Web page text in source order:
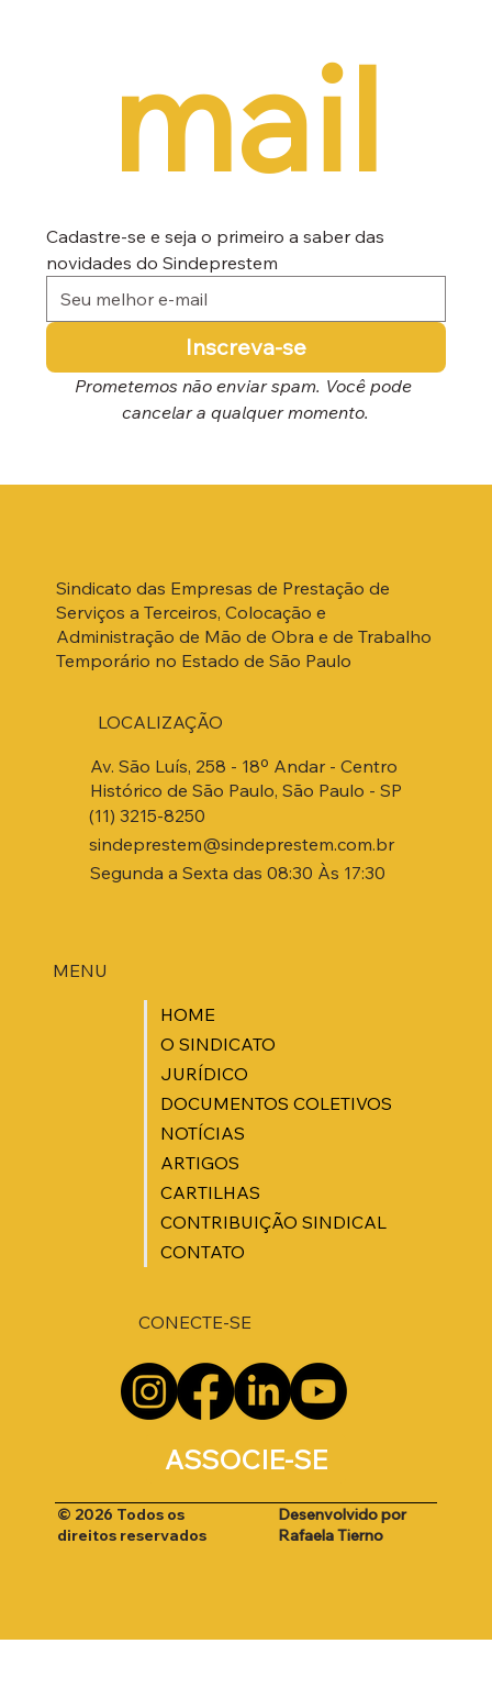
mail
Cadastre-se e seja o primeiro a saber das
novidades do Sindeprestem
Inscreva-se
Prometemos não enviar spam. Você pode
cancelar a qualquer momento.
Sindicato das Empresas de Prestação de
Serviços a Terceiros, Colocação e
Administração de Mão de Obra e de Trabalho
Temporário no Estado de São Paulo
MENU
HOME
O SINDICATO
JURÍDICO
DOCUMENTOS COLETIVOS
NOTÍCIAS
ARTIGOS
CARTILHAS
CONTRIBUIÇÃO SINDICAL
CONTATO
Av. São Luís, 258 - 18º Andar - Centro
Histórico de São Paulo, São Paulo - SP
(11) 3215-8250
sindeprestem@sindeprestem.com.br
Segunda a Sexta das 08:30 Às 17:30
LOCALIZAÇÃO
ASSOCIE-SE
CONECTE-SE
© 2026 Todos os
direitos reservados
Desenvolvido por
Rafaela Tierno